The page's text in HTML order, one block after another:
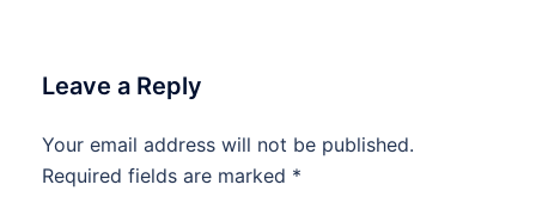
Leave a Reply
Your email address will not be published.
Required fields are marked *